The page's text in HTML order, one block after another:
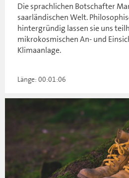
Die sprachlichen Botschafter
saarländischen Welt.
hintergründig lassen sie uns
mikrokosmischen An- und
Klimaanlage.
Länge: 00:01:06